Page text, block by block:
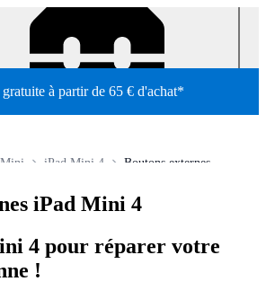
à partir de 65 € d'achat*
Boutons externes
iPad Mini 4
iPad Mini 4
4 pour réparer votre
!